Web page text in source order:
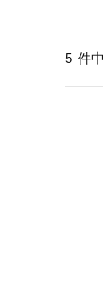
バ
ウ
5 件